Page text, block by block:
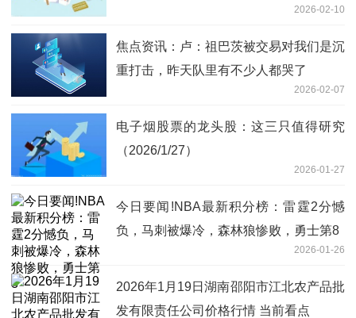
2026-02-10
焦点资讯：卢：祖巴茨被交易对我们是沉
重打击，昨天队里有不少人都哭了
2026-02-07
电子烟股票的龙头股：这三只值得研究
（2026/1/27）
2026-01-27
今日要闻!NBA最新积分榜：雷霆2分憾
负，马刺被爆冷，森林狼惨败，勇士第8
2026-01-26
2026年1月19日湖南邵阳市江北农产品批
发有限责任公司价格行情 当前看点